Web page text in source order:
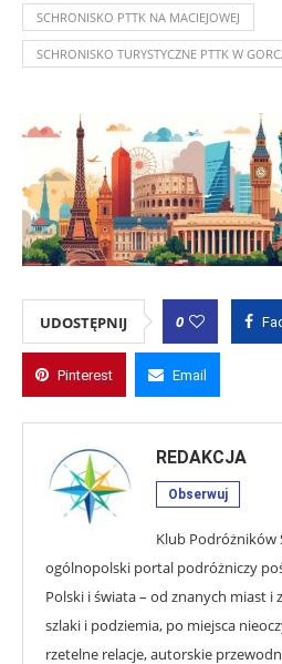
SCHRONISKO PTTK NA MACIEJOWEJ
SCHRONISKO TURYSTYCZNE PTTK W
UDOSTĘPNIJ 0
Pinterest Email
REDAKCJA
Obserwuj
Klub Podróżników
ogólnopolski portal podróżniczy
Polski i świata – od znanych miast i
szlaki i podziemia, po miejsca
rzetelne relacje, autorskie